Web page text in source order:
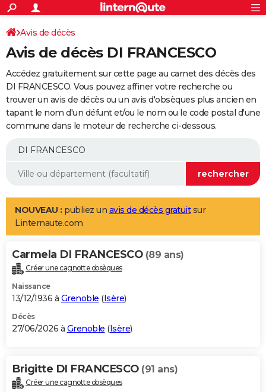
ACTUALITÉS
Politique
Société
Faits Divers
Education
Monde
Villes
+
SPORT
Coupe du monde 2026
Football
Tennis
Cyclisme
Rugby
Forum
Programme TV
TNT
Streaming
Cinéma
Sorties cinéma
Musique
+
FINANCE
Retraite
Epargne
Immobilier
Risques naturels par ville
Assurance
AUTO
Essais
Réserver un essai
Citadines
Berlines
SUV
Forum auto
+
Mobiles
Meilleur smartphone
Internet
Ordinateurs
Jeux vidéo
Guide high-tech
Aménagement intérieur
LIFESTYLE
Art de vivre
Bien-être
Loisirs
Mode
Modes de vie
Alimentation
Guide de la santé
Maladies
Médicaments
Sommeil
VOYAGE
Destinations
City break
Voyage nature
Voyage de noces
Forum
Climat
+PHOTO
GUIDES D'ACHAT
BONS PLANS
Carte de Noël
Carte Bonne année
Carte Saint-Valentin
Carte Pâques
Carte d'anniversaire
DICTIONNAIRE
Avis de décès
Avis de décès DI FRANCESCO
Accédez gratuitement sur cette page au carnet des décès des
DI FRANCESCO. Vous pouvez affiner votre recherche ou
trouver un avis de décès ou un avis d'obsèques plus ancien en
tapant le nom d'un défunt et/ou le nom ou le code postal d'une
commune dans le moteur de recherche ci-dessous.
NOUVEAU : publiez un avis de décès gratuitsur
Linternaute.com
Carmela DI FRANCESCO (89 ans)
Créer une cagnotte obsèques
Naissance
13/12/1936 à Grenoble (Isère)
Décès
27/06/2026 à Grenoble (Isère)
Brigitte DI FRANCESCO (91 ans)
Créer une cagnotte obsèques